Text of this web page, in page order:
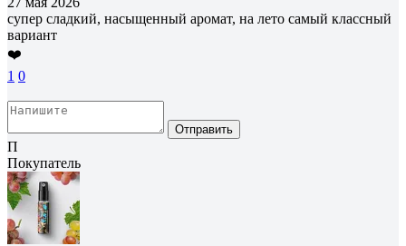
супер сладкий, насыщенный аромат, на лето самый классный
вариант
❤️
1 0
Отправить
П
Покупатель